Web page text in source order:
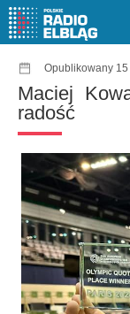
Opublikowany
Maciej
radość